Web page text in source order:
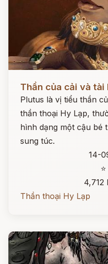
Đọc ngay
Thần của cải và tài
Plutus là vị tiểu thần
thần thoại Hy Lạp,
hình dạng một cậu bé
sung túc.
14-
4,712
Thần thoại Hy Lạp